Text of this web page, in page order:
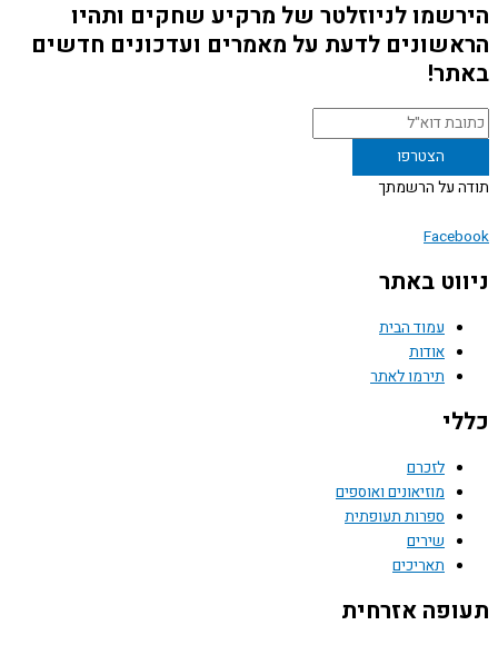
לניוזלטר של מרקיע שחקים ותהיו
לדעת על מאמרים ועדכונים חדשים
על הרשמתך
באתר
עמוד הבית
אודות
תירמו לאתר
לזכרם
מוזיאונים ואוספים
ספרות תעופתית
שירים
תאריכים
אזרחית